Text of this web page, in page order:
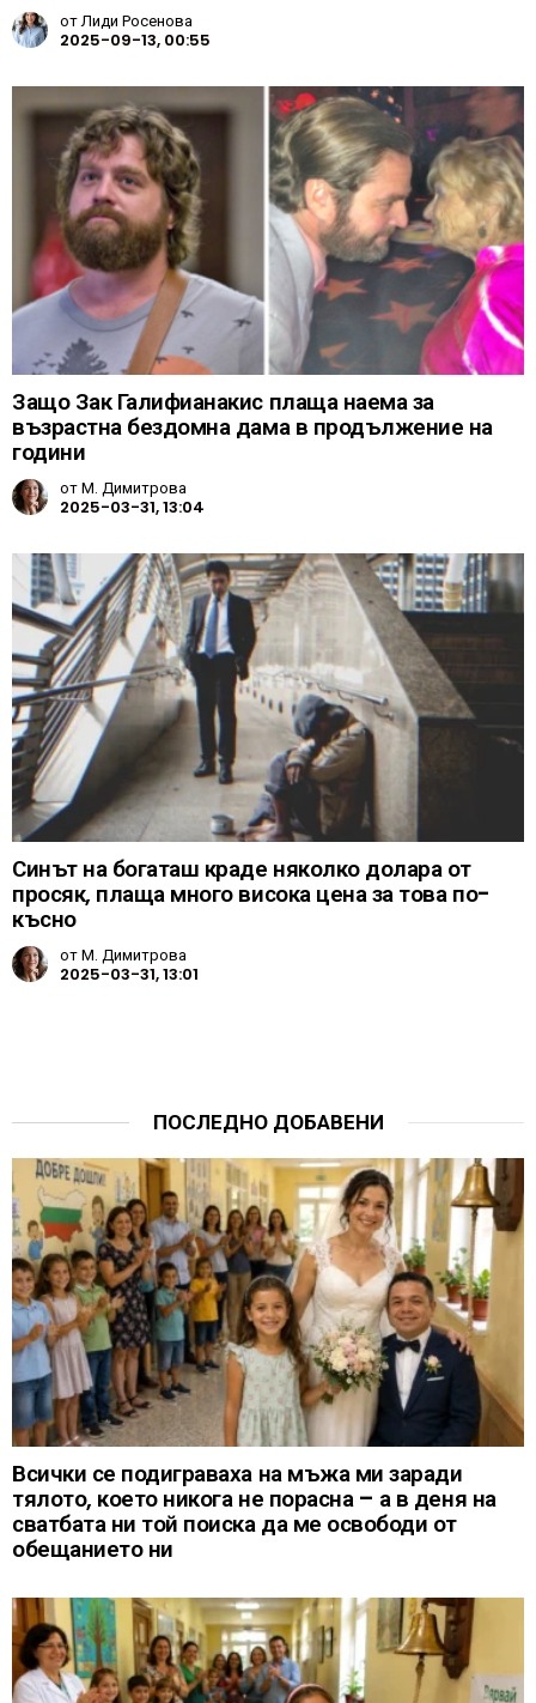
отЛиди Росенова
2025-09-13, 00:55
Защо Зак Галифианакис плаща наема за
възрастна бездомна дама в продължение на
години
отМ. Димитрова
2025-03-31, 13:04
Синът на богаташ краде няколко долара от
просяк, плаща много висока цена за това по-
късно
отМ. Димитрова
2025-03-31, 13:01
ПОСЛЕДНО ДОБАВЕНИ
Всички се подиграваха на мъжа ми заради
тялото, което никога не порасна – а в деня на
сватбата ни той поиска да ме освободи от
обещанието ни